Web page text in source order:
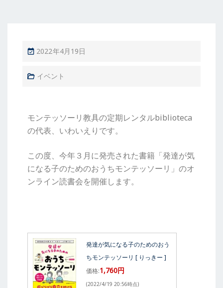
2022年4月19日
イベント
モンテッソーリ教具の定期レンタルbiblioteca
の代表、いわいえりです。
この度、今年３月に発売された書籍「発達が気
になる子のためのおうちモンテッソーリ」のオ
ンライン読書会を開催します。
発達が気になる子のためのおう
ちモンテッソーリ [ りっきー ]
価格:1,760円
(2022/4/19 20:56時点)